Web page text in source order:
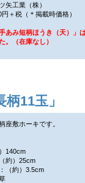
矢工業（株）
＋税（＊掲載時価格）
あみ短柄ほうき（天）」
。（在庫なし）
柄11玉 」
座敷ホーキです。
140cm
約）25cm
（約）3.5cm